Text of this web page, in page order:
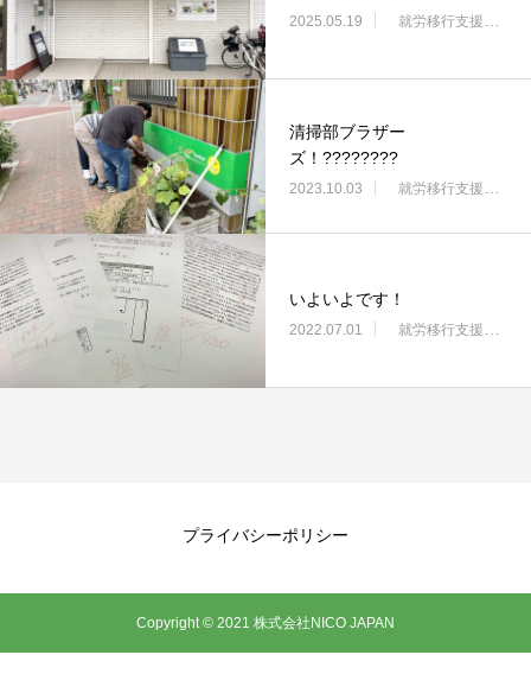
2025.05.19 就労移行支援・ニコサービス城東センター
清掃部ブラザー
ズ！?‍??‍??‍??‍?
2023.10.03 就労移行支援・ニコサービス城東センター
いよいよです！
2022.07.01 就労移行支援・ニコサービス城東センター
プライバシーポリシー
Copyright © 2021 株式会社NICO JAPAN